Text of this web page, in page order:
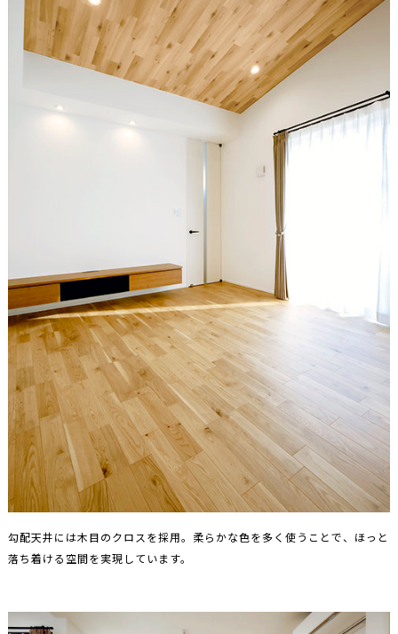
勾配天井には木目のクロスを採用。柔らかな色を多く使うことで、ほっと
落ち着ける空間を実現しています。